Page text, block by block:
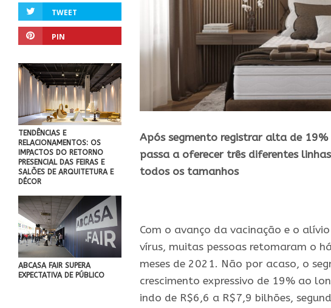
TWEET
PIN
TENDÊNCIAS E
RELACIONAMENTOS: OS
IMPACTOS DO RETORNO
PRESENCIAL DAS FEIRAS E
SALÕES DE ARQUITETURA E
DÉCOR
ABCASA FAIR SUPERA
EXPECTATIVA DE PÚBLICO
Após segmento registrar alta de
passa a oferecer três diferentes
todos os tamanhos
Com o avanço da vacinação e o
vírus, muitas pessoas retomaram o
meses de 2021. Não por acaso, o
crescimento expressivo de 19% ao
indo de R$6,6 a R$7,9 bilhões,